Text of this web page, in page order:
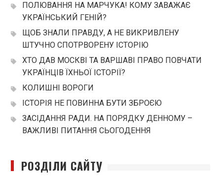
ПОЛЮВАННЯ НА МАРЧУКА! КОМУ ЗАВАЖАЄ
УКРАЇНСЬКИЙ ГЕНІЙ?
ЩОБ ЗНАЛИ ПРАВДУ, А НЕ ВИКРИВЛЕНУ
ШТУЧНО СПОТРВОРЕНУ ІСТОРІЮ
ХТО ДАВ МОСКВІ ТА ВАРШАВІ ПРАВО ПОВЧАТИ
УКРАЇНЦІВ ЇХНЬОЇ ІСТОРІЇ?
КОЛИШНІ ВОРОГИ
ІСТОРІЯ НЕ ПОВИННА БУТИ ЗБРОЄЮ
ЗАСІДАННЯ РАДИ. НА ПОРЯДКУ ДЕННОМУ –
ВАЖЛИВІ ПИТАННЯ СЬОГОДЕННЯ
РОЗДІЛИ САЙТУ